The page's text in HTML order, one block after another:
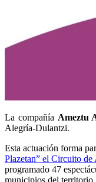
La compañía Ameztu
Alegría-Dulantzi.
Esta actuación forma
Plazetan” el Circuito
programado 47